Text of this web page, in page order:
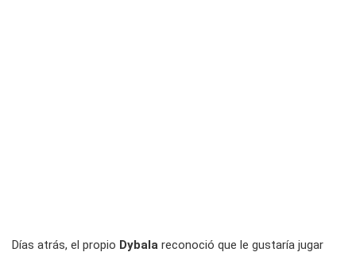
Días atrás, el propio Dybala reconoció que le gustaría jugar